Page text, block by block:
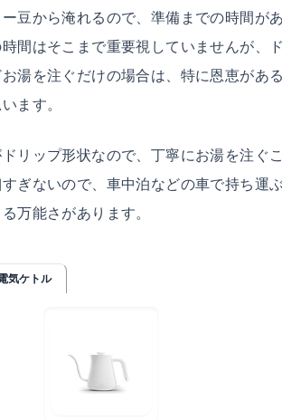
豆から淹れるので、準備までの時間が
間はそこまで重要視していませんが、
湯を注ぐだけの場合は、特に恩恵があ
ます。
リップ形状なので、丁寧にお湯を注ぐ
ぎないので、車中泊などの車で持ち運
万能さがあります。
気ケトル